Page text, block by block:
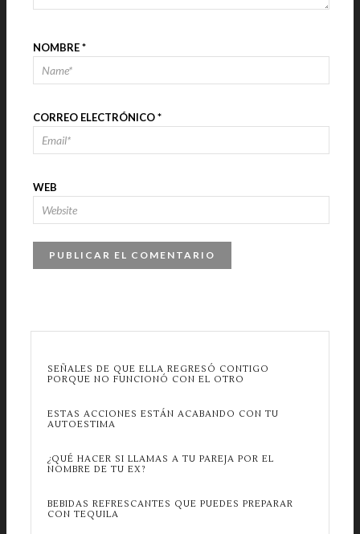
NOMBRE*
CORREO ELECTRÓNICO*
WEB
SEÑALES DE QUE ELLA REGRESÓ CONTIGO
PORQUE NO FUNCIONÓ CON EL OTRO
ESTAS ACCIONES ESTÁN ACABANDO CON TU
AUTOESTIMA
¿QUÉ HACER SI LLAMAS A TU PAREJA POR EL
NOMBRE DE TU EX?
BEBIDAS REFRESCANTES QUE PUEDES PREPARAR
CON TEQUILA